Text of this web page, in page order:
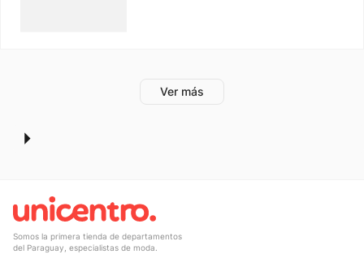
Somos la primera tienda de departamentos
del Paraguay, especialistas de moda.